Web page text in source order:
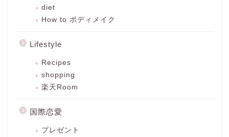
diet
How to ボディメイク
Lifestyle
Recipes
shopping
楽天Room
国際恋愛
プレゼント